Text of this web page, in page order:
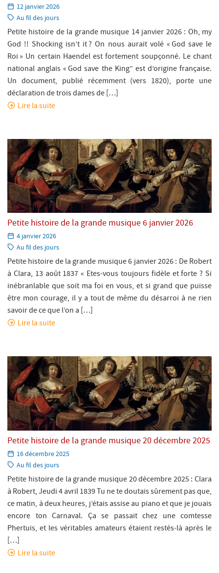
Paru
le:
12 janvier 2026
Catégorie:
Au fil des jours
Petite histoire de la grande musique 14 janvier 2026 : Oh, my
God !! Shocking isn’t it ? On nous aurait volé « God save le
Roi » Un certain Haendel est fortement soupçonné. Le chant
national anglais « God save the King” est d’origine française.
Un document, publié récemment (vers 1820), porte une
déclaration de trois dames de […]
Lire la suite
Petite histoire de la grande musique 6 janvier 2026
Paru
le:
4 janvier 2026
Catégorie:
Au fil des jours
Petite histoire de la grande musique 6 janvier 2026 : De Robert
à Clara, 13 août 1837 « Etes-vous toujours fidèle et forte ? Si
inébranlable que soit ma foi en vous, et si grand que puisse
être mon courage, il y a tout de même du désarroi à ne rien
savoir de ce que l’on a […]
Lire la suite
Petite histoire de la grande musique 20 décembre 2025
Paru
le:
16 décembre 2025
Catégorie:
Au fil des jours
Petite histoire de la grande musique 20 décembre 2025 : Clara
à Robert, Jeudi 4 avril 1839 Tu ne te doutais sûrement pas que,
ce matin, à deux heures, j’étais assise au piano et que je jouais
encore ton Carnaval. Ça se passait chez une comtesse
Phertuis, et les véritables amateurs étaient restés-là après le
[…]
Lire la suite